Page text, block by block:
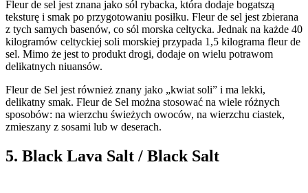
Fleur de sel jest znana jako sól rybacka, która dodaje bogatszą
teksturę i smak po przygotowaniu posiłku. Fleur de sel jest zbierana
z tych samych basenów, co sól morska celtycka. Jednak na każde 40
kilogramów celtyckiej soli morskiej przypada 1,5 kilograma fleur de
sel. Mimo że jest to produkt drogi, dodaje on wielu potrawom
delikatnych niuansów.
Fleur de Sel jest również znany jako „kwiat soli” i ma lekki,
delikatny smak. Fleur de Sel można stosować na wiele różnych
sposobów: na wierzchu świeżych owoców, na wierzchu ciastek,
zmieszany z sosami lub w deserach.
5. Black Lava Salt / Black Salt